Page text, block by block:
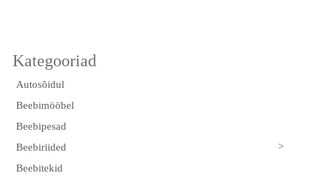
Autosõidul
Beebimööbel
Beebipesad
>
Beebiriided
Beebitekid